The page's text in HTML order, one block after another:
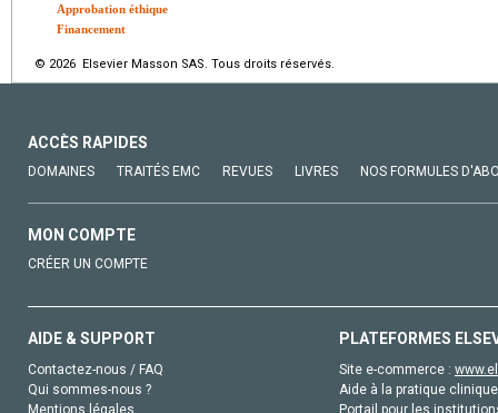
Approbation éthique
Financement
© 2026 Elsevier Masson SAS. Tous droits réservés.
ACCÈS RAPIDES
DOMAINES TRAITÉS EMC REVUES LIVRES NOS FORMULES
MON COMPTE
CRÉER UN COMPTE
AIDE & SUPPORT
Contactez-nous / FAQ
Qui sommes-nous ?
Mentions légales
PLATEFORMES
Site e-commerce :
Aide à la pratique
Portail pour les